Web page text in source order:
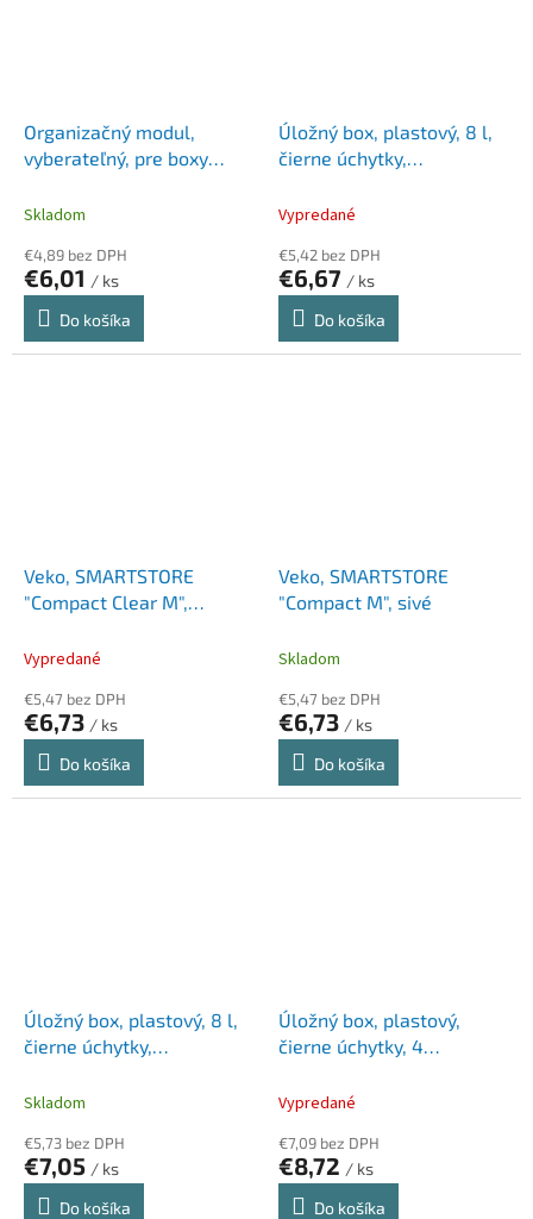
Organizačný modul,
vyberateľný, pre boxy
úchytkami, SMARTSTORE,
Skladom
€4,89 bez DPH
€6,01 / ks
Do košíka
Úložný box, plastový, 8 l,
čierne úchytky,
priehľadný
Vypredané
€5,42 bez DPH
€6,67 / ks
Do košíka
Veko, SMARTSTORE
"Compact Clear M",
Vypredané
€5,47 bez DPH
€6,73 / ks
Do košíka
Veko, SMARTSTORE
"Compact M", sivé
Skladom
€5,47 bez DPH
€6,73 / ks
Do košíka
Úložný box, plastový, 8 l,
čierne úchytky,
priehľadný
Skladom
€5,73 bez DPH
€7,05 / ks
Do košíka
Úložný box, plastový,
čierne úchytky, 4
Vypredané
€7,09 bez DPH
€8,72 / ks
Do košíka